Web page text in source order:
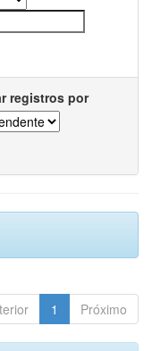
registros por
1 Próximo